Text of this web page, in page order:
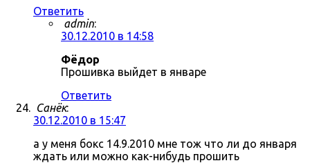
Ответить
admin:
30.12.2010 в 14:58
Фёдор
Прошивка выйдет в январе
Ответить
Санёк:
30.12.2010 в 15:47
а у меня бокс 14.9.2010 мне тож что ли до января
ждать или можно как-нибудь прошить